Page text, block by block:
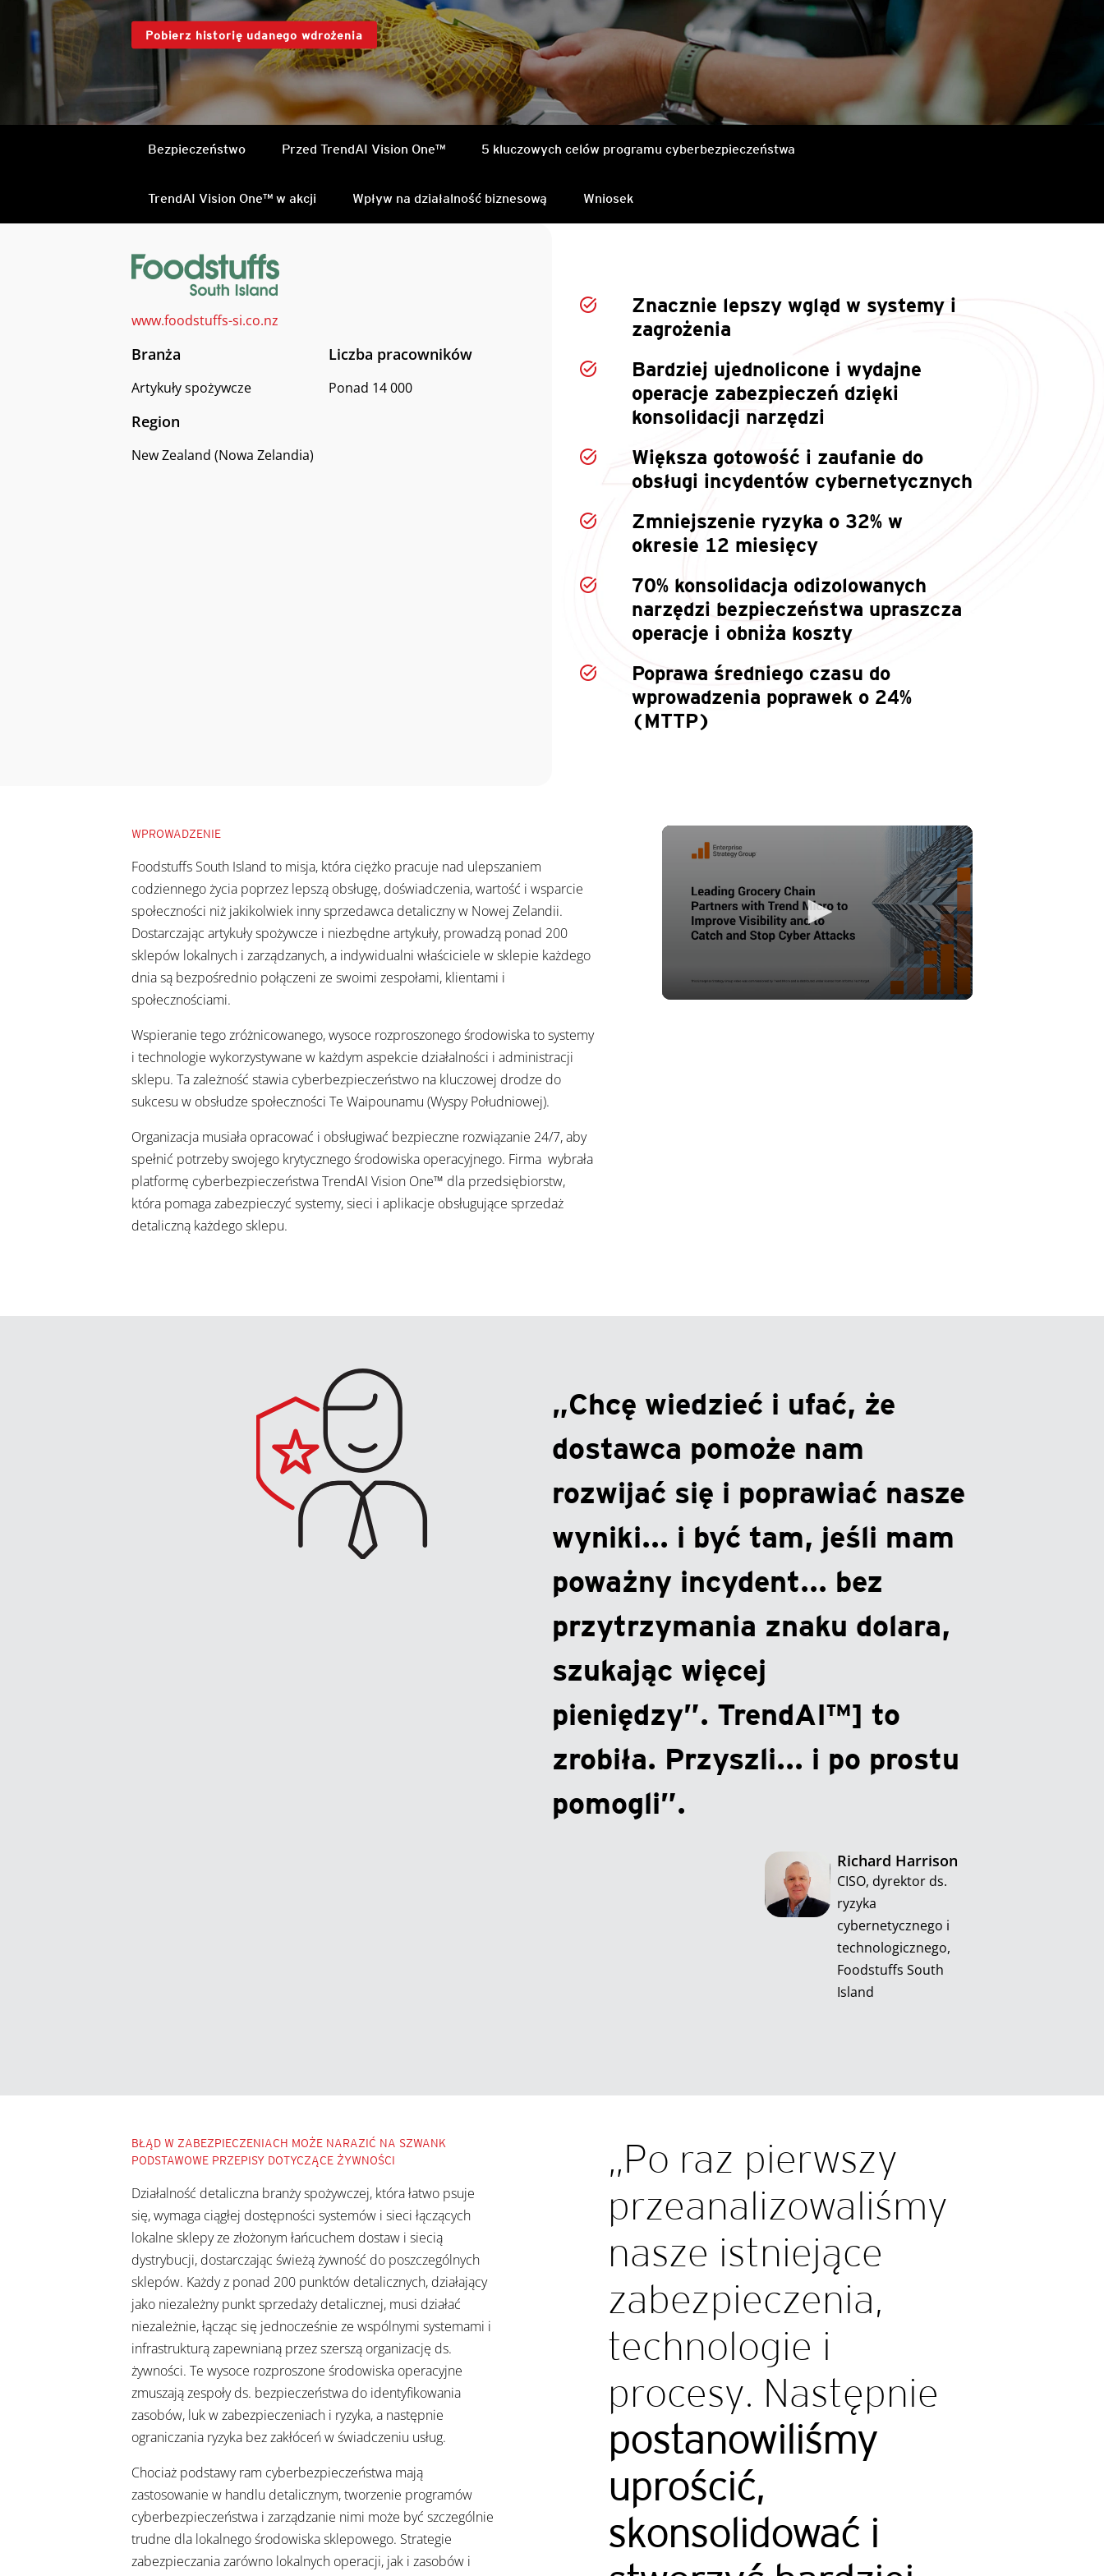
Pobierz historię udanego wdrożenia
Bezpieczeństwo Przed TrendAI Vision One™ 5 kluczowych celów programu cyberbezpieczeństwa
TrendAI Vision One™ w akcji Wpływ na działalność biznesową Wniosek
www.foodstuffs-si.co.nz
Branża
Artykuły spożywcze
Liczba pracowników
Ponad 14 000
Region
New Zealand (Nowa Zelandia)
Znacznie lepszy wgląd w systemy i
zagrożenia
Bardziej ujednolicone i wydajne
operacje zabezpieczeń dzięki
konsolidacji narzędzi
Większa gotowość i zaufanie do
obsługi incydentów cybernetycznych
Zmniejszenie ryzyka o 32% w
okresie 12 miesięcy
70% konsolidacja odizolowanych
narzędzi bezpieczeństwa upraszcza
operacje i obniża koszty
Poprawa średniego czasu do
wprowadzenia poprawek o 24%
(MTTP)
WPROWADZENIE
Foodstuffs South Island to misja, która ciężko pracuje nad ulepszaniem
codziennego życia poprzez lepszą obsługę, doświadczenia, wartość i wsparcie
społeczności niż jakikolwiek inny sprzedawca detaliczny w Nowej Zelandii.
Dostarczając artykuły spożywcze i niezbędne artykuły, prowadzą ponad 200
sklepów lokalnych i zarządzanych, a indywidualni właściciele w sklepie każdego
dnia są bezpośrednio połączeni ze swoimi zespołami, klientami i
społecznościami.
Wspieranie tego zróżnicowanego, wysoce rozproszonego środowiska to systemy
i technologie wykorzystywane w każdym aspekcie działalności i administracji
sklepu. Ta zależność stawia cyberbezpieczeństwo na kluczowej drodze do
sukcesu w obsłudze społeczności Te Waipounamu (Wyspy Południowej).
Organizacja musiała opracować i obsługiwać bezpieczne rozwiązanie 24/7, aby
spełnić potrzeby swojego krytycznego środowiska operacyjnego. Firma wybrała
platformę cyberbezpieczeństwa TrendAI Vision One™ dla przedsiębiorstw,
która pomaga zabezpieczyć systemy, sieci i aplikacje obsługujące sprzedaż
detaliczną każdego sklepu.
„Chcę wiedzieć i ufać, że
dostawca pomoże nam
rozwijać się i poprawiać nasze
wyniki... i być tam, jeśli mam
poważny incydent... bez
przytrzymania znaku dolara,
szukając więcej
pieniędzy”. TrendAI™] to
zrobiła. Przyszli... i po prostu
pomogli”.
Richard Harrison
CISO, dyrektor ds.
ryzyka
cybernetycznego i
technologicznego,
Foodstuffs South
Island
BŁĄD W ZABEZPIECZENIACH MOŻE NARAZIĆ NA SZWANK
PODSTAWOWE PRZEPISY DOTYCZĄCE ŻYWNOŚCI
Działalność detaliczna branży spożywczej, która łatwo psuje
się, wymaga ciągłej dostępności systemów i sieci łączących
lokalne sklepy ze złożonym łańcuchem dostaw i siecią
dystrybucji, dostarczając świeżą żywność do poszczególnych
sklepów. Każdy z ponad 200 punktów detalicznych, działający
jako niezależny punkt sprzedaży detalicznej, musi działać
niezależnie, łącząc się jednocześnie ze wspólnymi systemami i
infrastrukturą zapewnianą przez szerszą organizację ds.
żywności. Te wysoce rozproszone środowiska operacyjne
zmuszają zespoły ds. bezpieczeństwa do identyfikowania
zasobów, luk w zabezpieczeniach i ryzyka, a następnie
ograniczania ryzyka bez zakłóceń w świadczeniu usług.
Chociaż podstawy ram cyberbezpieczeństwa mają
zastosowanie w handlu detalicznym, tworzenie programów
cyberbezpieczeństwa i zarządzanie nimi może być szczególnie
trudne dla lokalnego środowiska sklepowego. Strategie
zabezpieczania zarówno lokalnych operacji, jak i zasobów i
„Po raz pierwszy
przeanalizowaliśmy
nasze istniejące
zabezpieczenia,
technologie i
procesy. Następnie
postanowiliśmy
uprościć,
skonsolidować i